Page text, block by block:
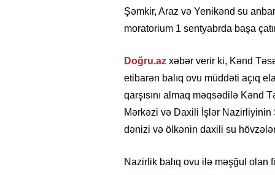
Şəmkir, Araz və Yenikənd su
moratorium 1 sentyabrda başa
Doğru.az xəbər verir ki, Kənd
etibarən balıq ovu müddəti açıq
qarşısını almaq məqsədilə Kənd
Mərkəzi və Daxili İşlər
dənizi və ölkənin daxili su
Nazirlik balıq ovu ilə məşğul olan